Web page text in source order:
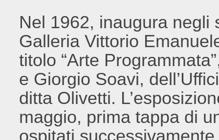
Nel 1962, inaugura negli
Galleria Vittorio
titolo “Arte
e Giorgio Soavi,
ditta Olivetti.
maggio, prima tappa di
ospitati